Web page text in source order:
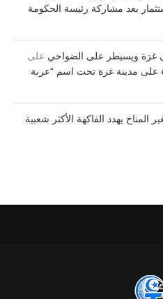
بعد مشاركة رئيسة الحكومة
غزة ويسيطر على الضواحي على
على مدينة غزة تحت اسم “عربة
المناخ يهدد الفاكهة الأكثر شعبية